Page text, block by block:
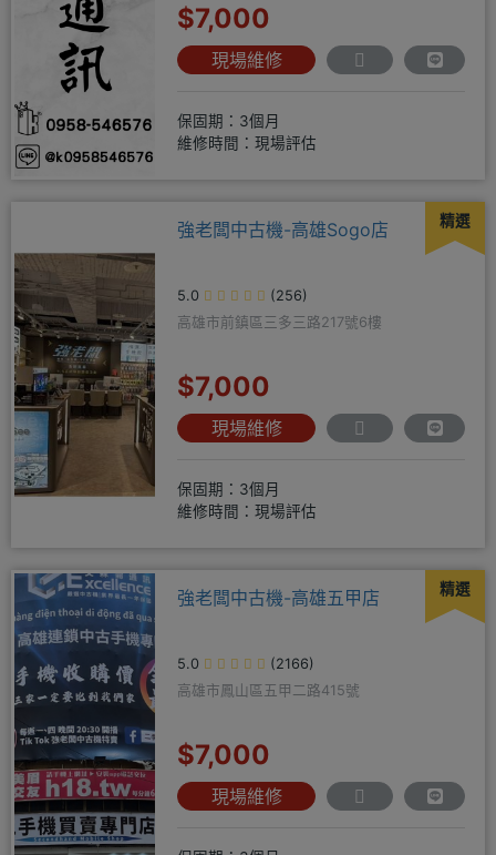
$7,000
現場維修
保固期：3個月
維修時間：現場評估
精選
強老闆中古機-高雄Sogo店
5.0
(256)
高雄市前鎮區三多三路217號6樓
$7,000
現場維修
保固期：3個月
維修時間：現場評估
精選
強老闆中古機-高雄五甲店
5.0
(2166)
高雄市鳳山區五甲二路415號
$7,000
現場維修